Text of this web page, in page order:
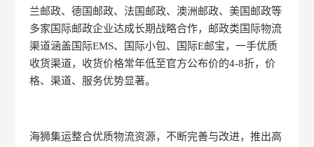
兰邮政、德国邮政、法国邮政、澳洲邮政、美国邮政等
多家国际邮政企业达成长期战略合作，邮政类国际物流
渠道涵盖国际EMS、国际小包、国际E邮宝，一手优质
收货渠道，收货价格常年低至官方公布价的4-8折，价
格、渠道、服务优势显著。
海狮集运整合优质物流资源，不断完善与改进，推出高